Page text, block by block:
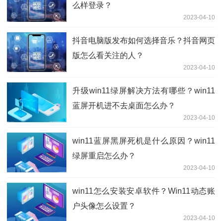
么样登录？
2023-04-10
抖音电脑版发布如何选择音乐？抖音网页
版怎么看关注的人？
2023-04-10
升级win11绿屏解决方法有哪些？win11
蓝屏开机进不去桌面怎么办？
2023-04-10
win11蓝屏黑屏死机是什么原因？win11
绿屏重启怎么办？
2023-04-10
win11怎么安装安卓软件？Win11动态账
户头像怎么设置？
2023-04-10